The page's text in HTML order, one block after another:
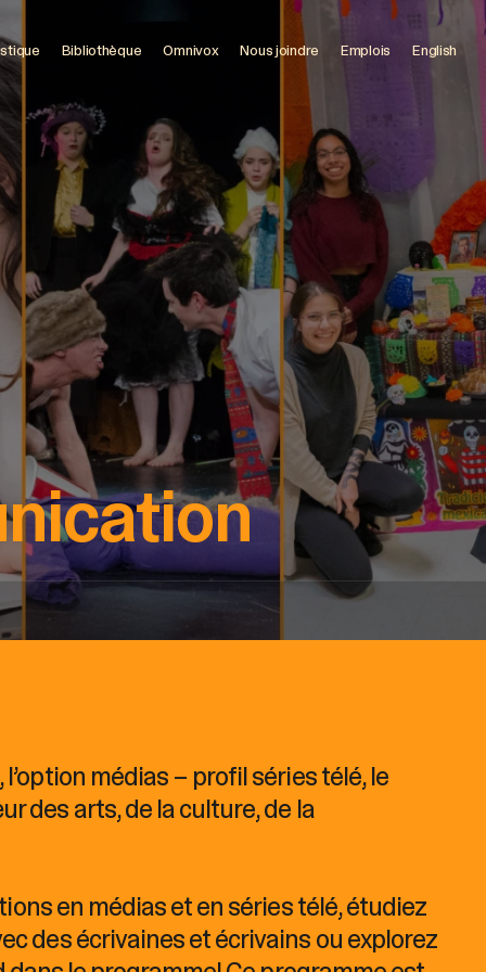
Bibliothèque Omnivox Nous joindre Emplois English
médias – profil séries télé, le
des arts, de la culture, de la
en médias et en séries télé, étudiez
des écrivaines et écrivains ou explorez